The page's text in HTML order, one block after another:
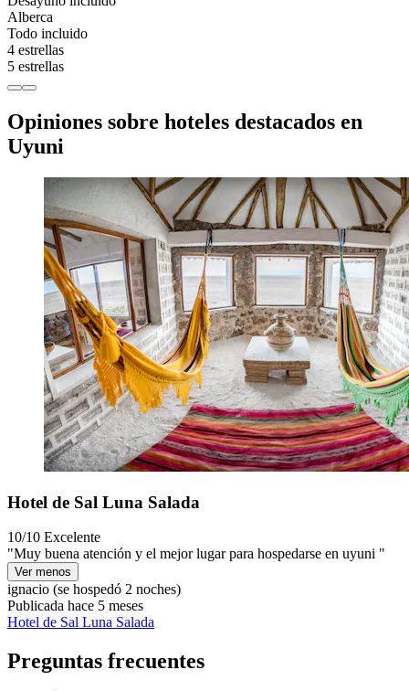
Alberca
Todo incluido
4 estrellas
5 estrellas
Opiniones sobre hoteles destacados en
Uyuni
Hotel de Sal Luna Salada
10/10 Excelente
"Muy buena atención y el mejor lugar para hospedarse en uyuni "
Ver menos
ignacio (se hospedó 2 noches)
Publicada hace 5 meses
Hotel de Sal Luna Salada
Preguntas frecuentes